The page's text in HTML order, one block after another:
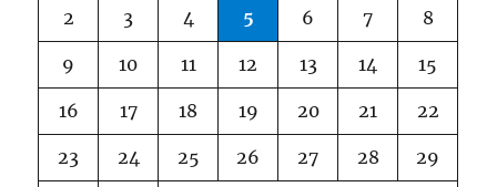
2 3 4 5 6 7 8
9 10 11 12 13 14 15
16 17 18 19 20 21 22
23 24 25 26 27 28 29